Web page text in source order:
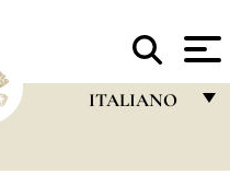
ITALIANO